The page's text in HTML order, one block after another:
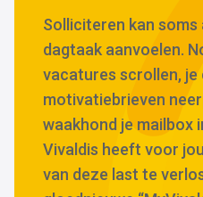
Solliciteren kan soms
dagtaak aanvoelen.
vacatures scrollen, je
motivatiebrieven
waakhond je mailbox
Vivaldis heeft voor
van deze last te